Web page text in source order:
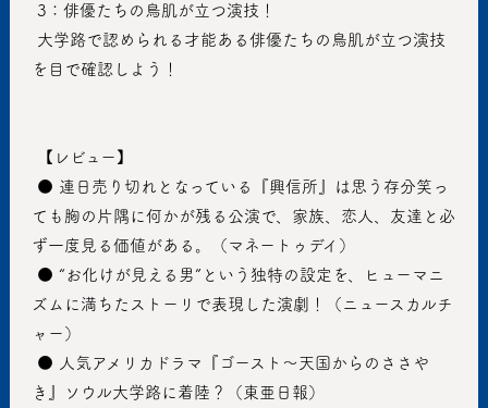
3：俳優たちの鳥肌が立つ演技！
を目で確認しよう！
【レビュー】
ても胸の片隅に何かが残る公演で、家族、恋人、友達と必
ず一度見る価値がある。（マネートゥデイ）
ズムに満ちたストーリで表現した演劇！（ニュースカルチ
ャー）
き』ソウル大学路に着陸？（東亜日報）